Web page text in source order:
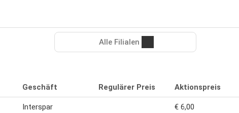
Alle Filialen
Geschäft Regulärer Preis Aktionspreis
Interspar
€ 6,00